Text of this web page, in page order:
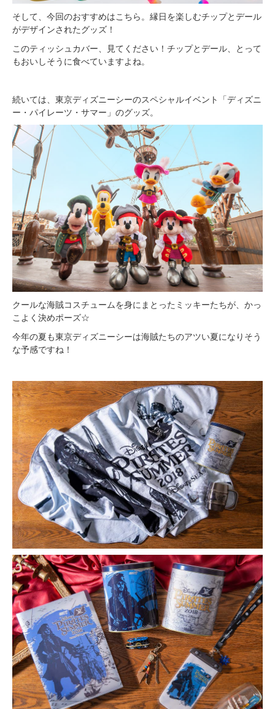
そして、今回のおすすめはこちら。縁日を楽しむチップとデール
がデザインされたグッズ！
このティッシュカバー、見てください！チップとデール、とって
もおいしそうに食べていますよね。
続いては、東京ディズニーシーのスペシャルイベント「ディズニ
ー・パイレーツ・サマー」のグッズ。
クールな海賊コスチュームを身にまとったミッキーたちが、かっ
こよく決めポーズ☆
今年の夏も東京ディズニーシーは海賊たちのアツい夏になりそう
な予感ですね！